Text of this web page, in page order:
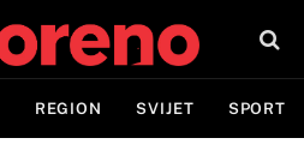
REGION SVIJET SPORT